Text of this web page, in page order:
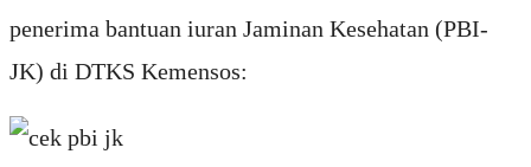
penerima bantuan iuran Jaminan Kesehatan (PBI-
JK) di DTKS Kemensos: